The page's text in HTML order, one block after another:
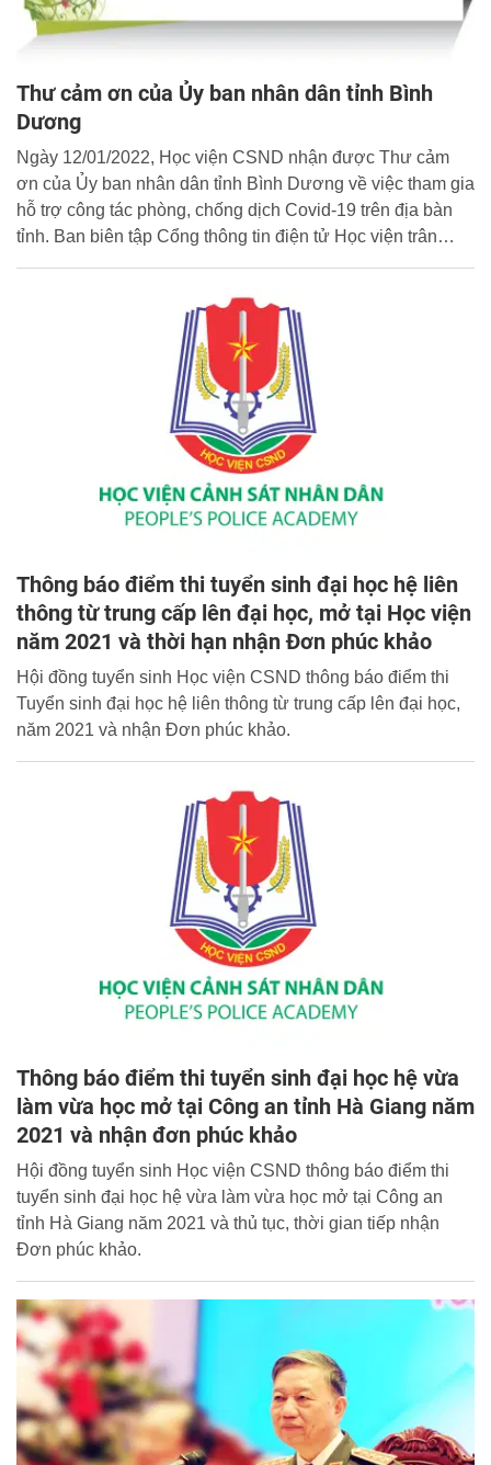
Thư cảm ơn của Ủy ban nhân dân tỉnh Bình
Dương
Ngày 12/01/2022, Học viện CSND nhận được Thư cảm
ơn của Ủy ban nhân dân tỉnh Bình Dương về việc tham gia
hỗ trợ công tác phòng, chống dịch Covid-19 trên địa bàn
tỉnh. Ban biên tập Cổng thông tin điện tử Học viện trân
Thông báo điểm thi tuyển sinh đại học hệ liên
thông từ trung cấp lên đại học, mở tại Học viện
năm 2021 và thời hạn nhận Đơn phúc khảo
Hội đồng tuyển sinh Học viện CSND thông báo điểm thi
Tuyển sinh đại học hệ liên thông từ trung cấp lên đại học,
năm 2021 và nhận Đơn phúc khảo.
Thông báo điểm thi tuyển sinh đại học hệ vừa
làm vừa học mở tại Công an tỉnh Hà Giang năm
2021 và nhận đơn phúc khảo
Hội đồng tuyển sinh Học viện CSND thông báo điểm thi
tuyển sinh đại học hệ vừa làm vừa học mở tại Công an
tỉnh Hà Giang năm 2021 và thủ tục, thời gian tiếp nhận
Đơn phúc khảo.